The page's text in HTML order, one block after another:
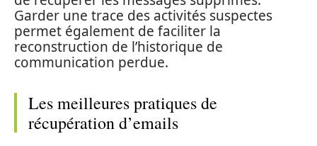
Garder une trace des activités suspectes
permet également de faciliter la
reconstruction de l’historique de
communication perdue.
Les meilleures pratiques de
récupération d’emails